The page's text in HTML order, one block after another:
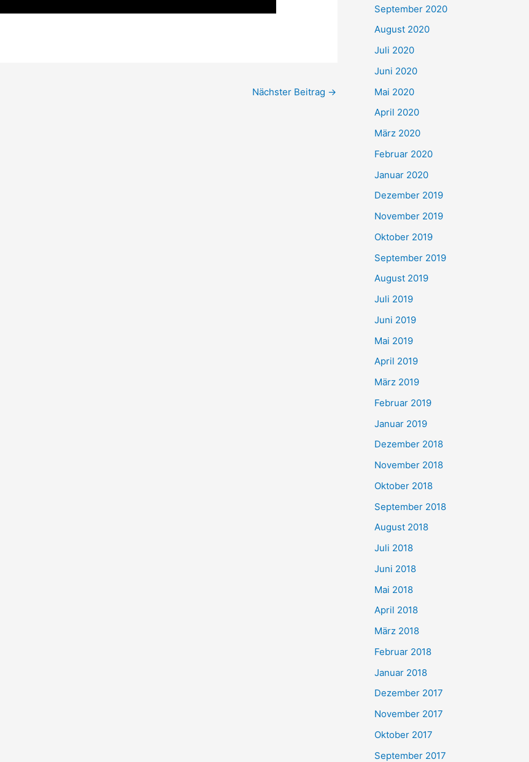
Nächster Beitrag →
September 2020
August 2020
Juli 2020
Juni 2020
Mai 2020
April 2020
März 2020
Februar 2020
Januar 2020
Dezember 2019
November 2019
Oktober 2019
September 2019
August 2019
Juli 2019
Juni 2019
Mai 2019
April 2019
März 2019
Februar 2019
Januar 2019
Dezember 2018
November 2018
Oktober 2018
September 2018
August 2018
Juli 2018
Juni 2018
Mai 2018
April 2018
März 2018
Februar 2018
Januar 2018
Dezember 2017
November 2017
Oktober 2017
September 2017